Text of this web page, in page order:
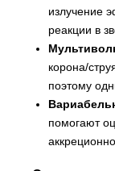
излучение
реакции в
корона/
поэтому
помогают